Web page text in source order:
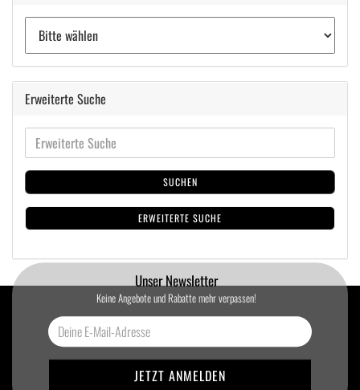
Erweiterte Suche
SUCHEN
ERWEITERTE SUCHE
Unser Newsletter
Keine Angebote und Rabatte mehr verpassen!